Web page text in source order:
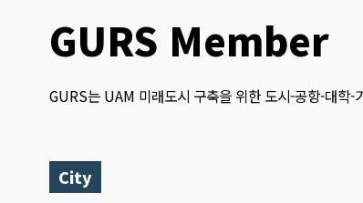
GURS Member
GURS는 UAM 미래도시 구축을 위한 도시-공항-대학-
City